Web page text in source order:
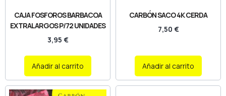
CAJA FOSFOROS BARBACOA
EXTRALARGOS P/72 UNIDADES
3,95 €
Añadir al carrito
CARBÓN SACO 4K CERDA
7,50 €
Añadir al carrito